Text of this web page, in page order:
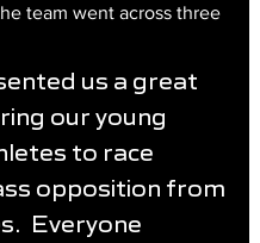
team went across three
us a great
our young
to race
opposition from
Everyone